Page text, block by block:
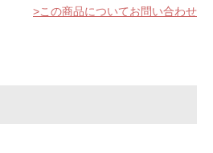
この商品についてお問い合わせ